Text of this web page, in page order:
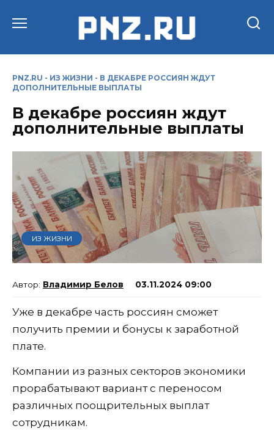
PNZ.RU - ИЗ ЖИЗНИ - В ДЕКАБРЕ РОССИЯН ЖДУТ
ДОПОЛНИТЕЛЬНЫЕ ВЫПЛАТЫ
В декабре россиян ждут
дополнительные выплаты
ИЗ ЖИЗНИ
Владимир Белов 03.11.2024 09:00
Уже в декабре часть россиян сможет
получить премии и бонусы к заработной
плате.
Компании из разных секторов экономики
прорабатывают вариант с переносом
различных поощрительных выплат
сотрудникам.